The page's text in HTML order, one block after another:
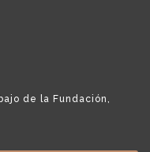
de la Fundación,